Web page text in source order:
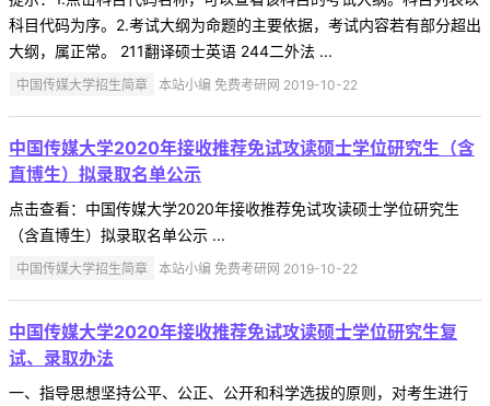
科目代码为序。2.考试大纲为命题的主要依据，考试内容若有部分超出
大纲，属正常。 211翻译硕士英语 244二外法 ...
中国传媒大学招生简章 本站小编 免费考研网 2019-10-22
中国传媒大学2020年接收推荐免试攻读硕士学位研究生（含
直博生）拟录取名单公示
点击查看：中国传媒大学2020年接收推荐免试攻读硕士学位研究生
（含直博生）拟录取名单公示 ...
中国传媒大学招生简章 本站小编 免费考研网 2019-10-22
中国传媒大学2020年接收推荐免试攻读硕士学位研究生复
试、录取办法
一、指导思想坚持公平、公正、公开和科学选拔的原则，对考生进行